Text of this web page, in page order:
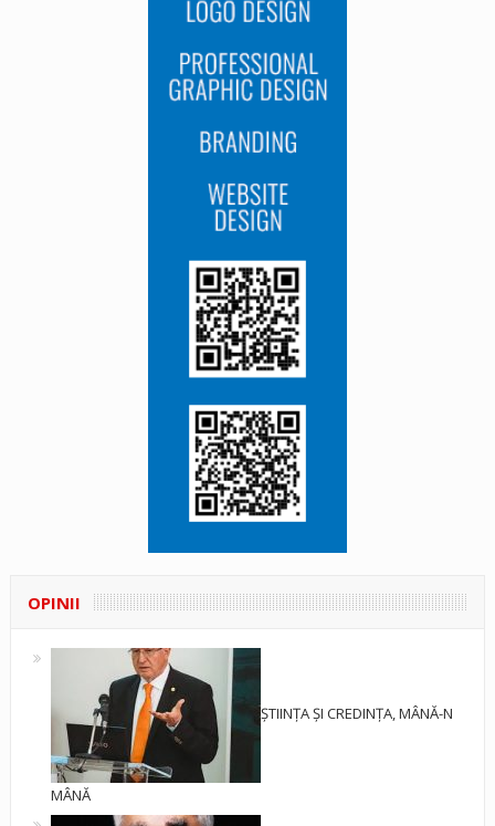
OPINII
ȘTIINȚA ȘI CREDINȚA, MÂNĂ-N
MÂNĂ